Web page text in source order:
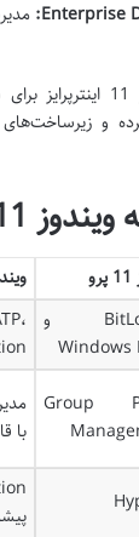
Enterprise
با این ویژگی‌ها،
و زیرساخت‌های
و اینترپرایز
ویندوز 11
و
Windows
،
Group
با